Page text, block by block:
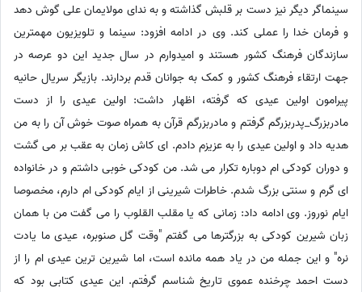
سینماگر دیگر نیز دست بر قلبش گذاشته و به ندای مولایمان علی گوش دهد
و فرمان خدا را عملی کند. وی در ادامه افزود: سینما و تلویزیون مهمترین
سازندگان فرهنگ کشور هستند و امیدوارم در سال جدید این دو عرصه در
جهت ارتقاء فرهنگ کشور و کمک به جوانان قدم بردارند. بازیگر سریال حانیه
پیرامون اولین عیدی که گرفته، اظهار داشت: اولین عیدی را از دست
مادربزرگ_پدربزرگم گرفتم و مادربزرگم قرآن به همراه صوت خوش آن را به من
هدیه داد و اولین عیدی را به عزیزم دادم. ای کاش زمان به عقب بر می گشت
و دوران کودکی ام دوباره تکرار می شد. من کودکی خوبی داشتم و در خانواده
ای گرم و سنتی بزرگ شدم. خاطرات شیرینی از ایام کودکی ام دارم، مخصوصا
ایام نوروز. وی ادامه داد: زمانی که یا مقلب القلوب را می گفت من با همان
زبان شیرین کودکی به بزرگترها می گفتم "وقت گل صنوبره، عیدی ما یادت
نره" و این جمله من در یاد همه مانده است، اما شیرین ترین عیدی ام را از
دست احمد چرخنده عموی تاریخ شناسم گرفتم. این عیدی کتابی بود که